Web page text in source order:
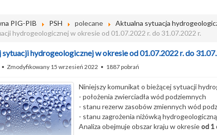
PIG-PIB PSH polecane Aktualna sytuacja
hydrogeologicznej w okresie od 01.07.2022 r. do 31.07.2022 r.
hydrogeologicznej w okresie od 01.07.2022 r. do
Zmodyfikowany 15 wrzesień 2022 1887 pobrań
Niniejszy komunikat o bieżącej sytuacji
- położenia zwierciadła wód podziemnych
- stanu rezerw zasobów zmiennych wód
- stanu zagrożenia niżówką
Analiza obejmuje obszar kraju w okresieod 1